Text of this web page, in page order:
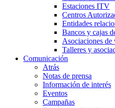
Estaciones ITV
Centros
Entidades
Bancos y cajas
Asociaciones de
Talleres y
Comunicación
Atrás
Notas de prensa
Información de interés
Eventos
Campañas